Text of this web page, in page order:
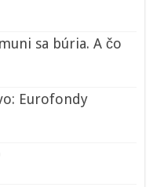
sa búria. A čo
Eurofondy